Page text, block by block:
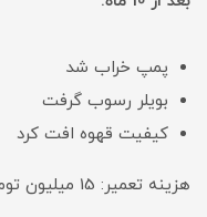
پمپ خراب شد
بویلر رسوب گرفت
کیفیت قهوه افت کرد
هزینه تعمیر: 15 میلیون تومان.